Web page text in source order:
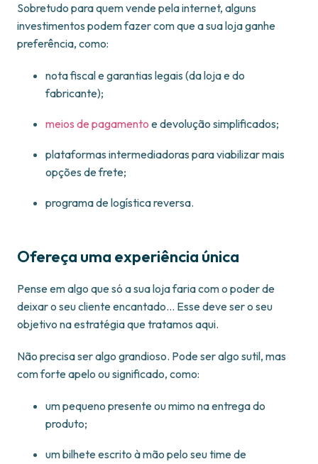
Sobretudo para quem vende pela internet, alguns
investimentos podem fazer com que a sua loja ganhe
preferência, como:
nota fiscal e garantias legais (da loja e do
fabricante);
meios de pagamento e devolução simplificados;
plataformas intermediadoras para viabilizar mais
opções de frete;
programa de logística reversa.
Ofereça uma experiência única
Pense em algo que só a sua loja faria com o poder de
deixar o seu cliente encantado… Esse deve ser o seu
objetivo na estratégia que tratamos aqui.
Não precisa ser algo grandioso. Pode ser algo sutil, mas
com forte apelo ou significado, como:
um pequeno presente ou mimo na entrega do
produto;
um bilhete escrito à mão pelo seu time de